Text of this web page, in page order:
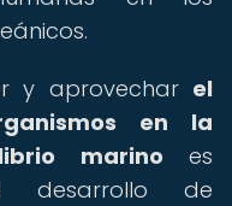
y aprovechar el
en la
marino es
desarrollo de